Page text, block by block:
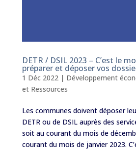
DETR / DSIL 2023 – C’est le
préparer et déposer vos
1 Déc 2022| Développement
et Ressources
Les communes doivent déposer
DETR ou de DSIL auprès des
soit au courant du mois de
courant du mois de janvier 2023.